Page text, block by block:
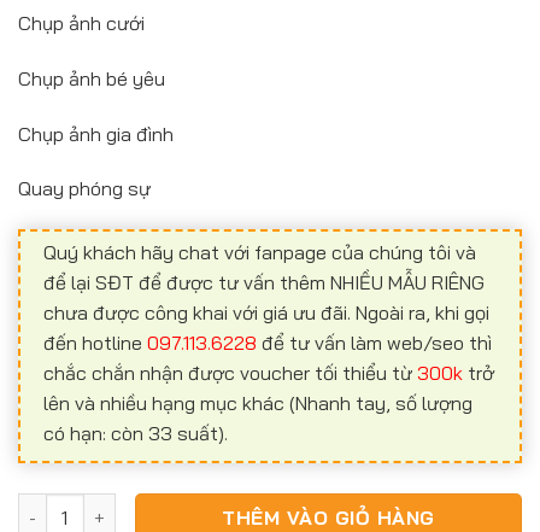
Chụp ảnh cưới
Chụp ảnh bé yêu
Chụp ảnh gia đình
Quay phóng sự
Quý khách hãy chat với fanpage của chúng tôi và
để lại SĐT để được tư vấn thêm NHIỀU MẪU RIÊNG
chưa được công khai với giá ưu đãi. Ngoài ra, khi gọi
đến hotline 097.113.6228 để tư vấn làm web/seo thì
chắc chắn nhận được voucher tối thiểu từ 300k trở
lên và nhiều hạng mục khác (Nhanh tay, số lượng
có hạn: còn 33 suất).
Website chụp ảnh cưới AC02 số lượng
THÊM VÀO GIỎ HÀNG